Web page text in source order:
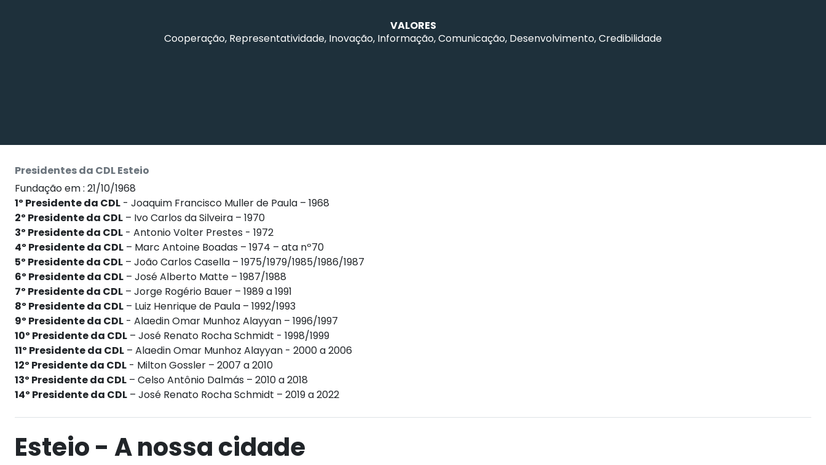
VALORES
Cooperação, Representatividade, Inovação, Informação, Comunicação, Desenvolvimento, Credibilidade
Presidentes da CDL Esteio
Fundação em : 21/10/1968
1º Presidente da CDL - Joaquim Francisco Muller de Paula – 1968
2º Presidente da CDL – Ivo Carlos da Silveira – 1970
3º Presidente da CDL - Antonio Volter Prestes - 1972
4º Presidente da CDL – Marc Antoine Boadas – 1974 – ata nº70
5º Presidente da CDL – João Carlos Casella – 1975/1979/1985/1986/1987
6º Presidente da CDL – José Alberto Matte – 1987/1988
7º Presidente da CDL – Jorge Rogério Bauer – 1989 a 1991
8º Presidente da CDL – Luiz Henrique de Paula – 1992/1993
9º Presidente da CDL - Alaedin Omar Munhoz Alayyan – 1996/1997
10º Presidente da CDL – José Renato Rocha Schmidt - 1998/1999
11º Presidente da CDL – Alaedin Omar Munhoz Alayyan - 2000 a 2006
12º Presidente da CDL - Milton Gossler – 2007 a 2010
13º Presidente da CDL – Celso Antônio Dalmás – 2010 a 2018
14º Presidente da CDL – José Renato Rocha Schmidt – 2019 a 2022
Esteio - A nossa cidade